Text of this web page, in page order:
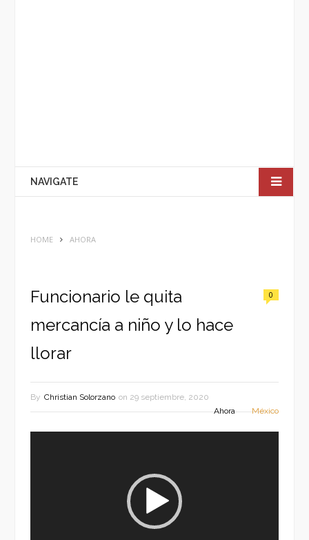
NAVIGATE
HOME AHORA
Funcionario le quita
mercancía a niño y lo hace
llorar
0
By Christian Solorzano on 29 septiembre, 2020
Ahora
México